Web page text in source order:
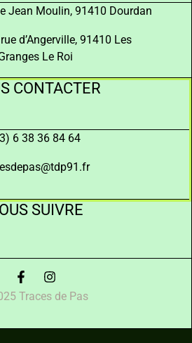
Jean Moulin, 91410 Dourdan
d’Angerville, 91410 Les
Le Roi
CONTACTER
6 38 36 84 64
SUIVRE
Traces de Pas